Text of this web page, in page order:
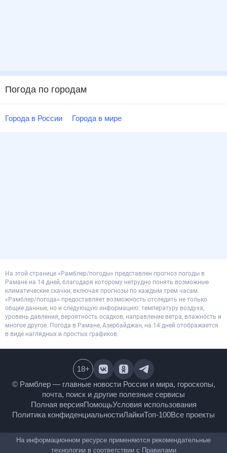
Погода по городам
Города в России Города в мире
На этой странице «Рамблер/погоды» представлен прогноз погоды в
Рамане на 14 дней, благодаря которому нетрудно понять возможные
климатические скачки, включая прогнозы по каждым трем часам.
«Рамблер/погода» предоставляет возможность отследить не только
общие данные, но и следующую информацию: температуру воздуха,
уровень давления, вероятность осадков, направление ветра, влажность и
многое другое. Погода в Рамане, Азербайджан, на 14 дней отображается
в виде наглядных и простых графиков.
© Рамблер — главные новости России и мира,
гороскопы, почта, поиск и другие полезные сервисы
Полная версияПомощьУсловия использования
Политика конфиденциальностиЛайкиТоп-100
18+
На информационном ресурсе применяются